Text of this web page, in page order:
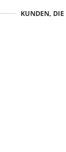
KUNDEN, DIE